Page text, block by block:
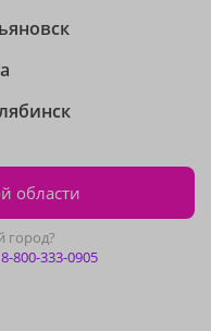
области
8-800-333-0905